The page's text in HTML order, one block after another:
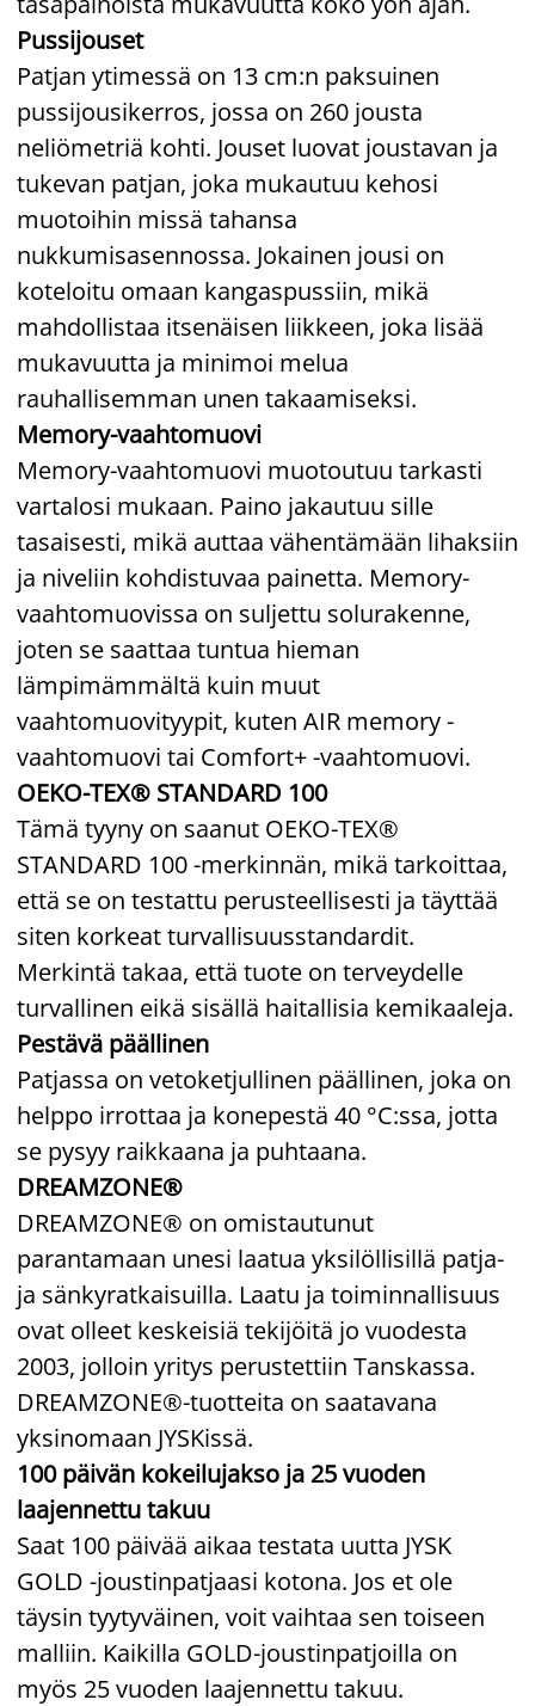
Pussijouset
Patjan ytimessä on 13 cm:n paksuinen
pussijousikerros, jossa on 260 jousta
neliömetriä kohti. Jouset luovat joustavan ja
tukevan patjan, joka mukautuu kehosi
muotoihin missä tahansa
nukkumisasennossa. Jokainen jousi on
koteloitu omaan kangaspussiin, mikä
mahdollistaa itsenäisen liikkeen, joka lisää
mukavuutta ja minimoi melua
rauhallisemman unen takaamiseksi.
Memory-vaahtomuovi
Memory-vaahtomuovi muotoutuu tarkasti
vartalosi mukaan. Paino jakautuu sille
tasaisesti, mikä auttaa vähentämään lihaksiin
ja niveliin kohdistuvaa painetta. Memory-
vaahtomuovissa on suljettu solurakenne,
joten se saattaa tuntua hieman
lämpimämmältä kuin muut
vaahtomuovityypit, kuten AIR memory -
vaahtomuovi tai Comfort+ -vaahtomuovi.
OEKO-TEX® STANDARD 100
Tämä tyyny on saanut OEKO-TEX®
STANDARD 100 -merkinnän, mikä tarkoittaa,
että se on testattu perusteellisesti ja täyttää
siten korkeat turvallisuusstandardit.
Merkintä takaa, että tuote on terveydelle
turvallinen eikä sisällä haitallisia kemikaaleja.
Pestävä päällinen
Patjassa on vetoketjullinen päällinen, joka on
helppo irrottaa ja konepestä 40 °C:ssa, jotta
se pysyy raikkaana ja puhtaana.
DREAMZONE®
DREAMZONE® on omistautunut
parantamaan unesi laatua yksilöllisillä patja-
ja sänkyratkaisuilla. Laatu ja toiminnallisuus
ovat olleet keskeisiä tekijöitä jo vuodesta
2003, jolloin yritys perustettiin Tanskassa.
DREAMZONE®-tuotteita on saatavana
yksinomaan JYSKissä.
100 päivän kokeilujakso ja 25 vuoden
laajennettu takuu
Saat 100 päivää aikaa testata uutta JYSK
GOLD -joustinpatjaasi kotona. Jos et ole
täysin tyytyväinen, voit vaihtaa sen toiseen
malliin. Kaikilla GOLD-joustinpatjoilla on
myös 25 vuoden laajennettu takuu.